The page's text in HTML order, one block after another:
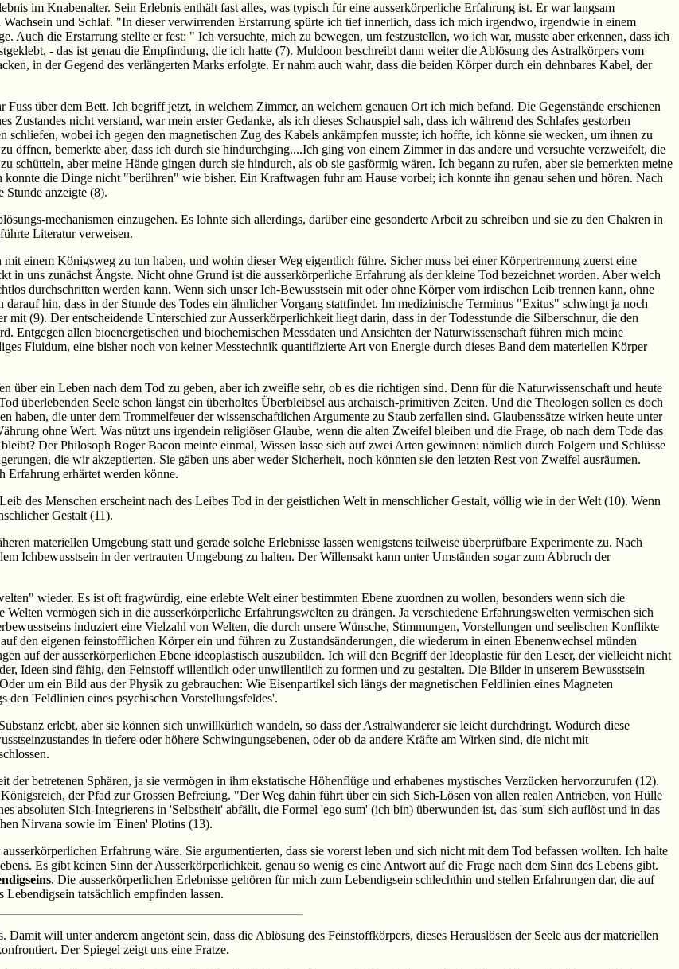
im Knabenalter. Sein Erlebnis enthält fast alles, was typisch für eine ausserkörperliche Erfahrung ist. Er war langsam
und Schlaf. "In dieser verwirrenden Erstarrung spürte ich tief innerlich, dass ich mich irgendwo, irgendwie in einem
Auch die Erstarrung stellte er fest: " Ich versuchte, mich zu bewegen, um festzustellen, wo ich war, musste aber erkennen, dass ich
- das ist genau die Empfindung, die ich hatte (7). Muldoon beschreibt dann weiter die Ablösung des Astralkörpers vom
in der Gegend des verlängerten Marks erfolgte. Er nahm auch wahr, dass die beiden Körper durch ein dehnbares Kabel, der
über dem Bett. Ich begriff jetzt, in welchem Zimmer, an welchem genauen Ort ich mich befand. Die Gegenstände erschienen
nicht verstand, war mein erster Gedanke, als ich dieses Schauspiel sah, dass ich während des Schlafes gestorben
wobei ich gegen den magnetischen Zug des Kabels ankämpfen musste; ich hoffte, ich könne sie wecken, um ihnen zu
öffnen, bemerkte aber, dass ich durch sie hindurchging....Ich ging von einem Zimmer in das andere und versuchte verzweifelt, die
schütteln, aber meine Hände gingen durch sie hindurch, als ob sie gasförmig wären. Ich begann zu rufen, aber sie bemerkten meine
die Dinge nicht "berühren" wie bisher. Ein Kraftwagen fuhr am Hause vorbei; ich konnte ihn genau sehen und hören. Nach
Stunde anzeigte (8).
mechanismen einzugehen. Es lohnte sich allerdings, darüber eine gesonderte Arbeit zu schreiben und sie zu den Chakren in
Literatur verweisen.
einem Königsweg zu tun haben, und wohin dieser Weg eigentlich führe. Sicher muss bei einer Körpertrennung zuerst eine
in uns zunächst Ängste. Nicht ohne Grund ist die ausserkörperliche Erfahrung als der kleine Tod bezeichnet worden. Aber welch
durchschritten werden kann. Wenn sich unser Ich-Bewusstsein mit oder ohne Körper vom irdischen Leib trennen kann, ohne
hin, dass in der Stunde des Todes ein ähnlicher Vorgang stattfindet. Im medizinische Terminus "Exitus" schwingt ja noch
(9). Der entscheidende Unterschied zur Ausserkörperlichkeit liegt darin, dass in der Todesstunde die Silberschnur, die den
allen bioenergetischen und biochemischen Messdaten und Ansichten der Naturwissenschaft führen mich meine
Fluidum, eine bisher noch von keiner Messtechnik quantifizierte Art von Energie durch dieses Band dem materiellen Körper
ein Leben nach dem Tod zu geben, aber ich zweifle sehr, ob es die richtigen sind. Denn für die Naturwissenschaft und heute
überlebenden Seele schon längst ein überholtes Überbleibsel aus archaisch-primitiven Zeiten. Und die Theologen sollen es doch
haben, die unter dem Trommelfeuer der wissenschaftlichen Argumente zu Staub zerfallen sind. Glaubenssätze wirken heute unter
ohne Wert. Was nützt uns irgendein religiöser Glaube, wenn die alten Zweifel bleiben und die Frage, ob nach dem Tode das
Der Philosoph Roger Bacon meinte einmal, Wissen lasse sich auf zwei Arten gewinnen: nämlich durch Folgern und Schlüsse
die wir akzeptierten. Sie gäben uns aber weder Sicherheit, noch könnten sie den letzten Rest von Zweifel ausräumen.
Erfahrung erhärtet werden könne.
des Menschen erscheint nach des Leibes Tod in der geistlichen Welt in menschlicher Gestalt, völlig wie in der Welt (10). Wenn
Gestalt (11).
materiellen Umgebung statt und gerade solche Erlebnisse lassen wenigstens teilweise überprüfbare Experimente zu. Nach
Ichbewusstsein in der vertrauten Umgebung zu halten. Der Willensakt kann unter Umständen sogar zum Abbruch der
wieder. Es ist oft fragwürdig, eine erlebte Welt einer bestimmten Ebene zuordnen zu wollen, besonders wenn sich die
vermögen sich in die ausserkörperliche Erfahrungswelten zu drängen. Ja verschiedene Erfahrungswelten vermischen sich
induziert eine Vielzahl von Welten, die durch unsere Wünsche, Stimmungen, Vorstellungen und seelischen Konflikte
den eigenen feinstofflichen Körper ein und führen zu Zustandsänderungen, die wiederum in einen Ebenenwechsel münden
auf der ausserkörperlichen Ebene ideoplastisch auszubilden. Ich will den Begriff der Ideoplastie für den Leser, der vielleicht nicht
Ideen sind fähig, den Feinstoff willentlich oder unwillentlich zu formen und zu gestalten. Die Bilder in unserem Bewusstsein
um ein Bild aus der Physik zu gebrauchen: Wie Eisenpartikel sich längs der magnetischen Feldlinien eines Magneten
den 'Feldlinien eines psychischen Vorstellungsfeldes'.
erlebt, aber sie können sich unwillkürlich wandeln, so dass der Astralwanderer sie leicht durchdringt. Wodurch diese
in tiefere oder höhere Schwingungsebenen, oder ob da andere Kräfte am Wirken sind, die nicht mit
betretenen Sphären, ja sie vermögen in ihm ekstatische Höhenflüge und erhabenes mystisches Verzücken hervorzurufen (12).
der Pfad zur Grossen Befreiung. "Der Weg dahin führt über ein sich Sich-Lösen von allen realen Antrieben, von Hülle
absoluten Sich-Integrierens in 'Selbstheit' abfällt, die Formel 'ego sum' (ich bin) überwunden ist, das 'sum' sich auflöst und in das
Nirvana sowie im 'Einen' Plotins (13).
Erfahrung wäre. Sie argumentierten, dass sie vorerst leben und sich nicht mit dem Tod befassen wollten. Ich halte
Es gibt keinen Sinn der Ausserkörperlichkeit, genau so wenig es eine Antwort auf die Frage nach dem Sinn des Lebens gibt.
. Die ausserkörperlichen Erlebnisse gehören für mich zum Lebendigsein schlechthin und stellen Erfahrungen dar, die auf
tatsächlich empfinden lassen.
will unter anderem angetönt sein, dass die Ablösung des Feinstoffkörpers, dieses Herauslösen der Seele aus der materiellen
Der Spiegel zeigt uns eine Fratze.